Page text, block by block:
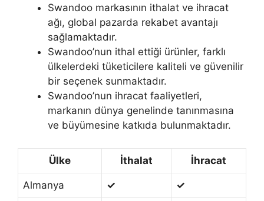
Swandoo markasının ithalat ve ihracat
ağı, global pazarda rekabet avantajı
sağlamaktadır.
Swandoo’nun ithal ettiği ürünler, farklı
ülkelerdeki tüketicilere kaliteli ve güvenilir
bir seçenek sunmaktadır.
Swandoo’nun ihracat faaliyetleri,
markanın dünya genelinde tanınmasına
ve büyümesine katkıda bulunmaktadır.
Ülke İthalat İhracat
Almanya ✓ ✓